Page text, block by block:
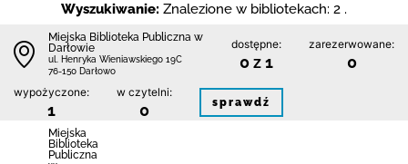
Wyszukiwanie: Znalezione w bibliotekach: 2 .
Miejska Biblioteka Publiczna w
Darłowie
ul. Henryka Wieniawskiego 19C
76-150 Darłowo
dostępne:
0 z 1
zarezerwowane:
0
wypożyczone:
1
w czytelni:
0 sprawdź
Miejska
Biblioteka
Publiczna